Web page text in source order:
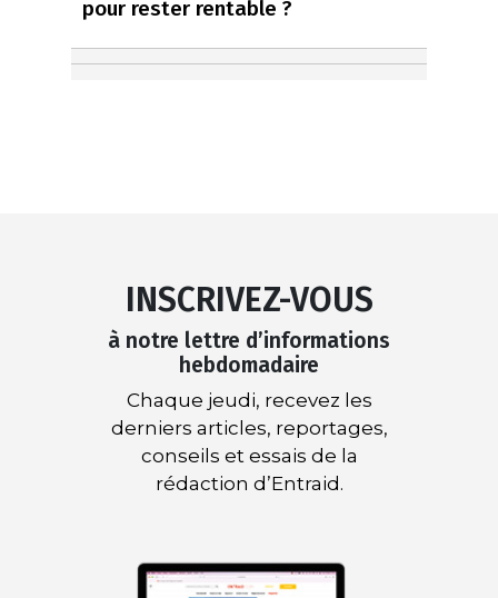
pour rester rentable ?
INSCRIVEZ-VOUS
à notre lettre d’informations
hebdomadaire
Chaque jeudi, recevez les
derniers articles, reportages,
conseils et essais de la
rédaction d’Entraid.